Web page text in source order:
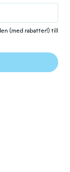
for a
these.
of the
hoodie
(med rabatter!) till